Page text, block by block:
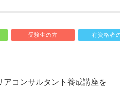
受験生の方 有資格者
コンサルタント養成講座を